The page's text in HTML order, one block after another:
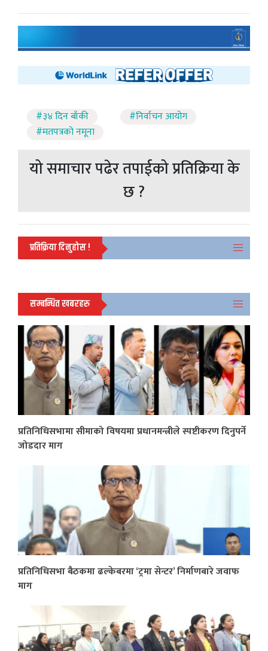
#३४ दिन बाँकी
#निर्वाचन आयोग
#मतपत्रको नमूना
यो समाचार पढेर तपाईको प्रतिक्रिया के
छ ?
प्रतिक्रिया दिनुहोस !
सम्बन्धित खबरहरु
प्रतिनिधिसभामा सीमाको विषयमा प्रधानमन्त्रीले स्पष्टीकरण दिनुपर्ने
जोडदार माग
प्रतिनिधिसभा बैठकमा ढल्केबरमा ‘ट्रमा सेन्टर’ निर्माणबारे जवाफ
माग